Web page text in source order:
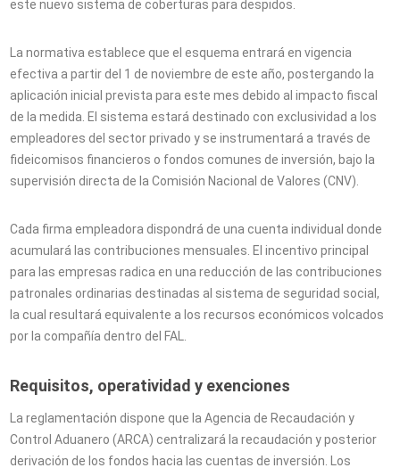
este nuevo sistema de coberturas para despidos.
La normativa establece que el esquema entrará en vigencia
efectiva a partir del 1 de noviembre de este año, postergando la
aplicación inicial prevista para este mes debido al impacto fiscal
de la medida. El sistema estará destinado con exclusividad a los
empleadores del sector privado y se instrumentará a través de
fideicomisos financieros o fondos comunes de inversión, bajo la
supervisión directa de la Comisión Nacional de Valores (CNV).
Cada firma empleadora dispondrá de una cuenta individual donde
acumulará las contribuciones mensuales. El incentivo principal
para las empresas radica en una reducción de las contribuciones
patronales ordinarias destinadas al sistema de seguridad social,
la cual resultará equivalente a los recursos económicos volcados
por la compañía dentro del FAL.
Requisitos, operatividad y exenciones
La reglamentación dispone que la Agencia de Recaudación y
Control Aduanero (ARCA) centralizará la recaudación y posterior
derivación de los fondos hacia las cuentas de inversión. Los